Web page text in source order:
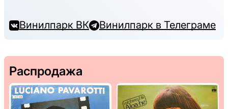
Винилпарк ВК Винилпарк в Телеграме
Распродажа